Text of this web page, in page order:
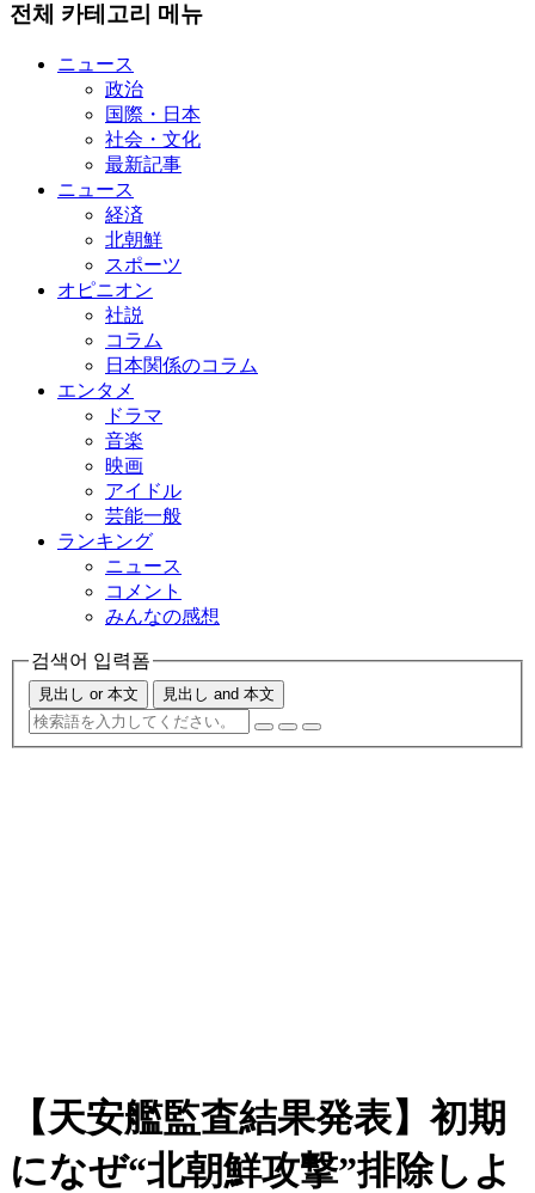
전체 카테고리 메뉴
ニュース
政治
国際・日本
社会・文化
最新記事
ニュース
経済
北朝鮮
スポーツ
オピニオン
社説
コラム
日本関係のコラム
エンタメ
ドラマ
音楽
映画
アイドル
芸能一般
ランキング
ニュース
コメント
みんなの感想
검색어 입력폼
見出し or 本文 見出し and 本文
【天安艦監査結果発表】初期
になぜ“北朝鮮攻撃”排除しよ